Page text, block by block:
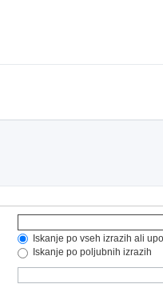
Iskanje po vseh izrazih ali
Iskanje po poljubnih izrazih